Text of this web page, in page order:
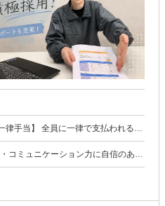
ずる)
コミュニケーション力に自信のある